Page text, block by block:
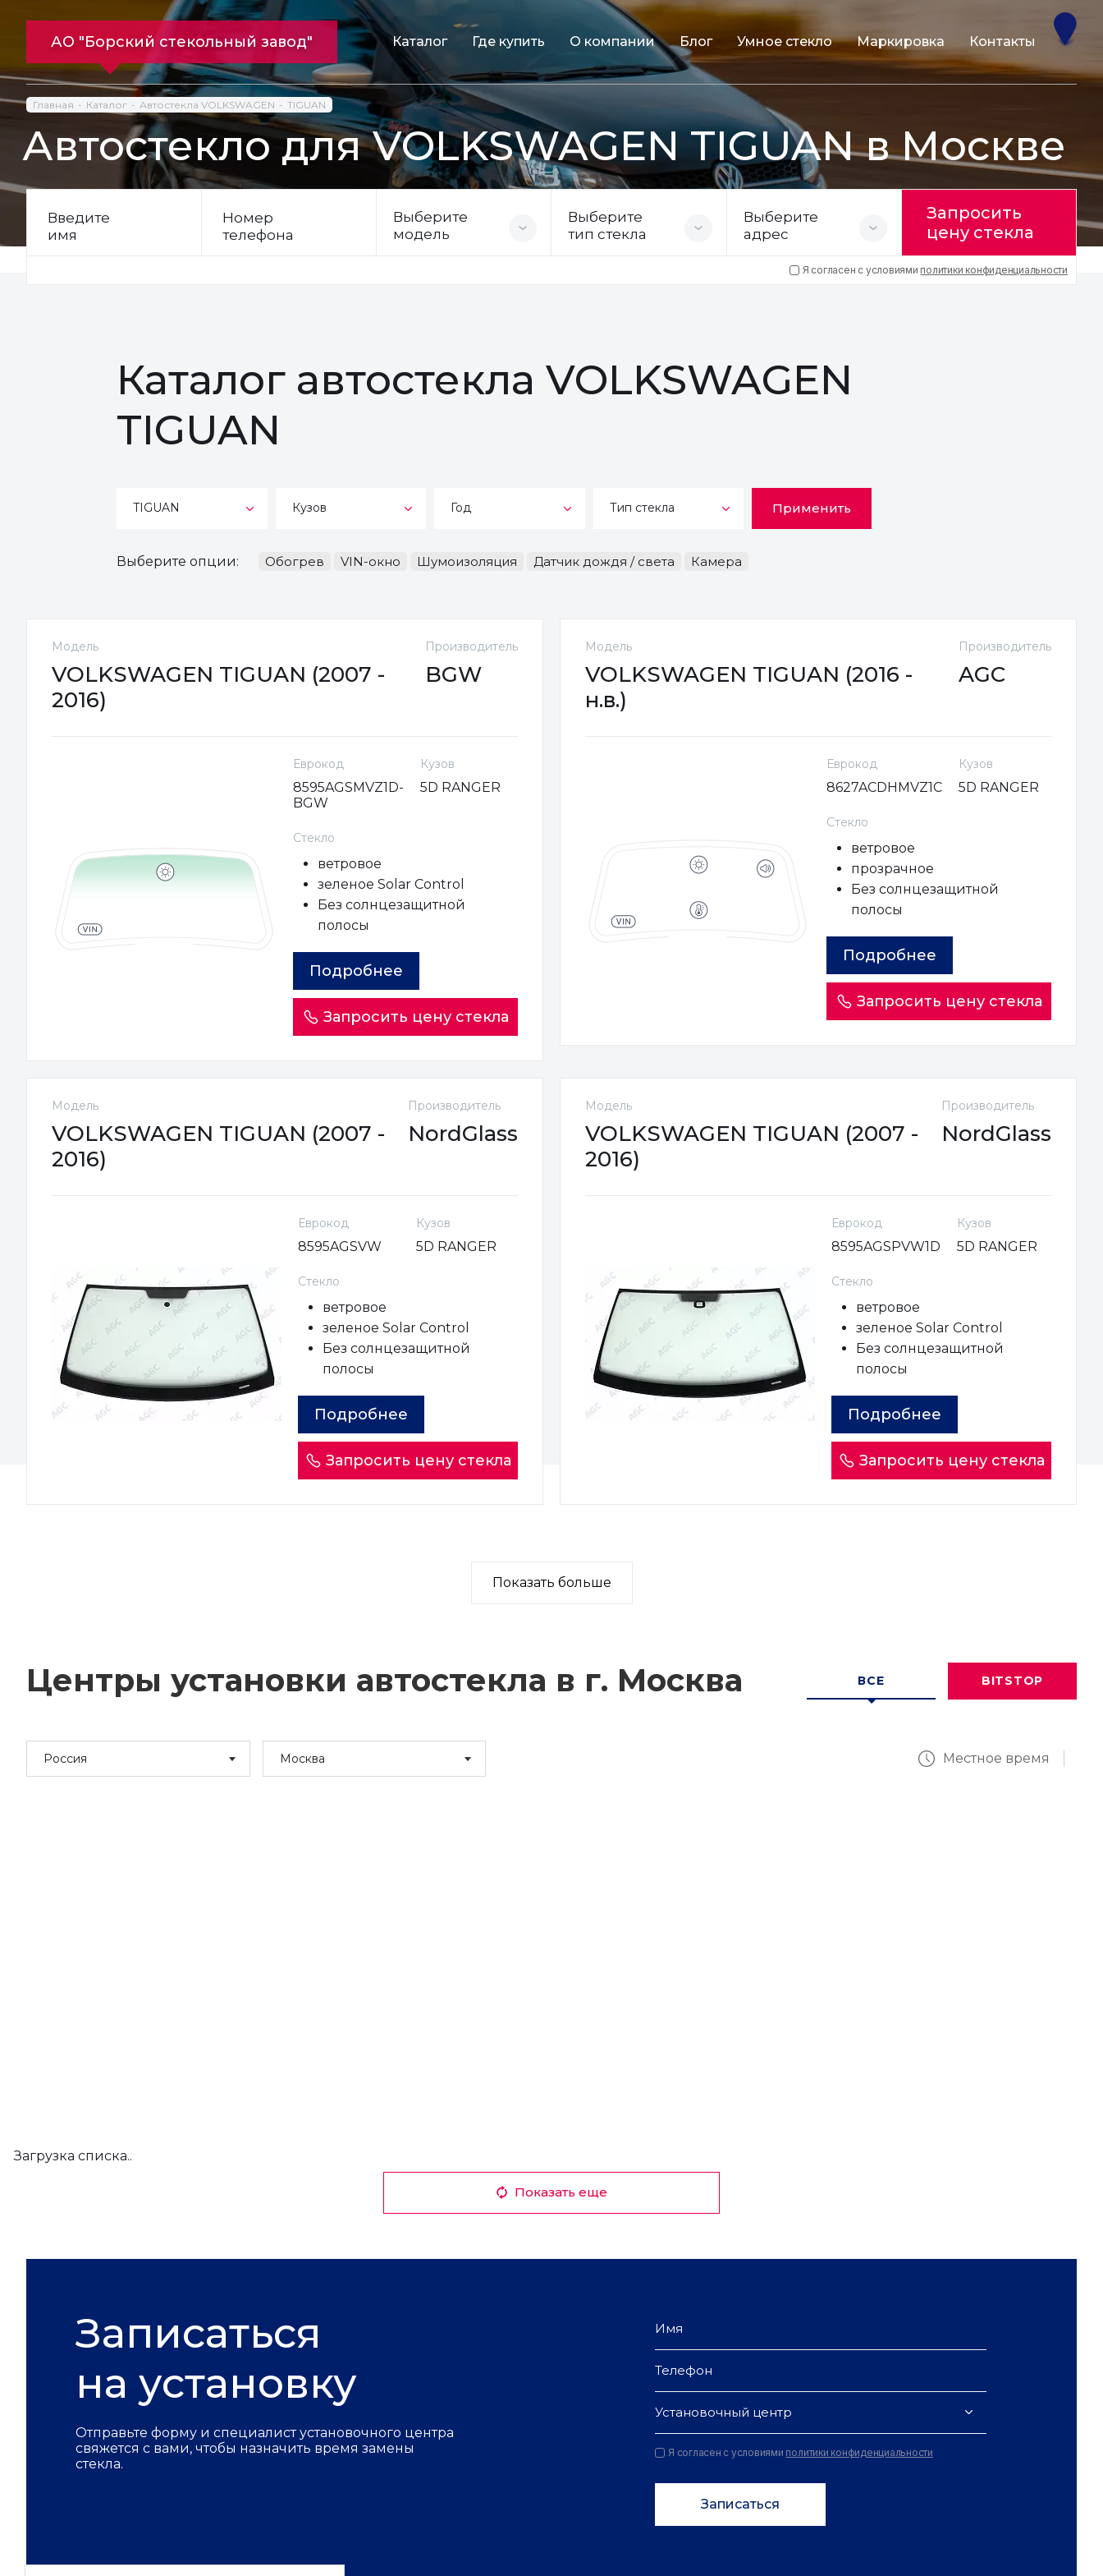
АО "Борский стекольный завод" Каталог Где купить О компании Блог Умное стекло Маркировка Контакты
Главная Каталог Автостекла VOLKSWAGEN TIGUAN
Автостекло для VOLKSWAGEN TIGUAN в Москве
Введите
имя
Номер
телефона
Выберите
модель
Выберите
тип стекла
Выберите
адрес
Запросить
цену стекла
Я согласен с условиями политики конфиденциальности
Каталог автостекла VOLKSWAGEN
TIGUAN
TIGUAN Кузов Год Тип стекла Применить
Выберите опции: Обогрев VIN-окно Шумоизоляция Датчик дождя / света Камера
Модель
VOLKSWAGEN TIGUAN (2007 -
2016)
Производитель
BGW
Еврокод
8595AGSMVZ1D-
BGW
Кузов
5D RANGER
Стекло
ветровое
зеленое Solar Control
Без солнцезащитной
полосы
Подробнее
Запросить цену стекла
Модель
VOLKSWAGEN TIGUAN (2016 -
н.в.)
Производитель
AGC
Еврокод
8627ACDHMVZ1C
Кузов
5D RANGER
Стекло
ветровое
прозрачное
Без солнцезащитной
полосы
Подробнее
Запросить цену стекла
Модель
VOLKSWAGEN TIGUAN (2007 -
2016)
Производитель
NordGlass
Еврокод
8595AGSVW
Кузов
5D RANGER
Стекло
ветровое
зеленое Solar Control
Без солнцезащитной
полосы
Подробнее
Запросить цену стекла
Модель
VOLKSWAGEN TIGUAN (2007 -
2016)
Производитель
NordGlass
Еврокод
8595AGSPVW1D
Кузов
5D RANGER
Стекло
ветровое
зеленое Solar Control
Без солнцезащитной
полосы
Подробнее
Запросить цену стекла
Показать больше
Центры установки автостекла в г. Москва ВСЕ BITSTOP
Россия Москва Местное время
Загрузка списка..
Показать еще
Записаться
на установку
Отправьте форму и специалист установочного центра
свяжется с вами, чтобы назначить время замены
стекла.
Установочный центр
Я согласен с условиями политики конфиденциальности
Записаться